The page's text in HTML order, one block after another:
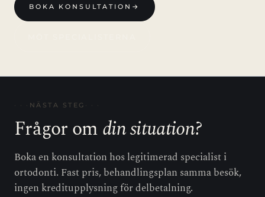
BOKA KONSULTATION →
NÄSTA STEG
Frågor omdin situation?
Boka en konsultation hos legitimerad specialist i
ortodonti. Fast pris, behandlingsplan samma besök,
ingen kreditupplysning för delbetalning.